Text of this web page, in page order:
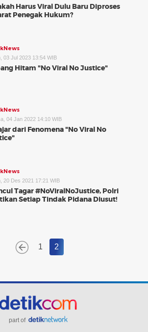
Harus Viral Dulu Baru Diproses
Penegak Hukum?
03 Jul 2023 13:54 WIB
Hitam "No Viral No Justice"
04 Jan 2022 14:10 WIB
dari Fenomena "No Viral No
20 Des 2021 17:21 WIB
Tagar #NoViralNoJustice, Polri
Setiap Tindak Pidana Diusut!
1 2
part of